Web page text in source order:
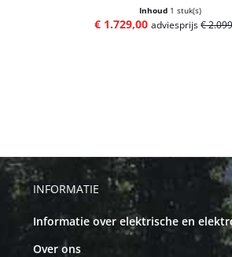
Inhoud 1 stuk(s)
€ 1.729,00 adviesprijs€
INFORMATIE
Informatie over elektrische en
Over ons